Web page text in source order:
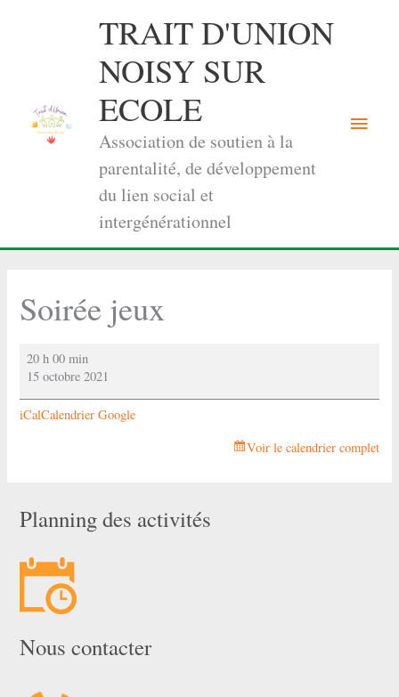
TRAIT D'UNION
NOISY SUR
ECOLE
Association de soutien à la
parentalité, de développement
du lien social et
intergénérationnel
Menu
Soirée jeux
Soirée
jeux
20 h 00 min
15 octobre 2021
iCalCalendrier Google
Voir le calendrier complet
Planning des activités
Nous contacter